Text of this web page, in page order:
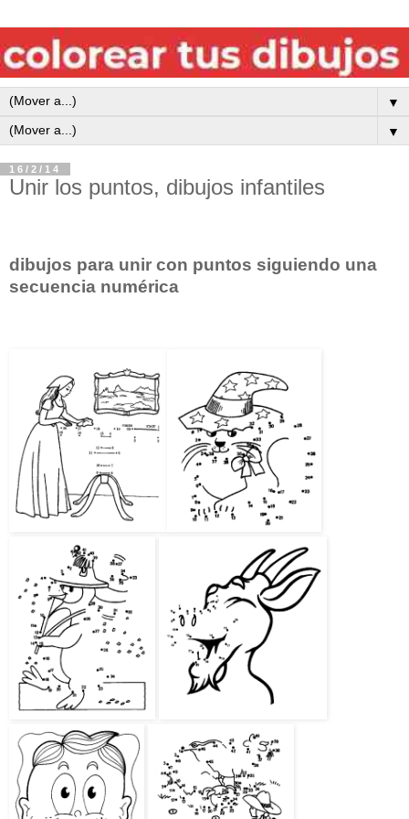
▼
▼
16/2/14
Unir los puntos, dibujos infantiles
dibujos para unir con puntos siguiendo una
secuencia numérica